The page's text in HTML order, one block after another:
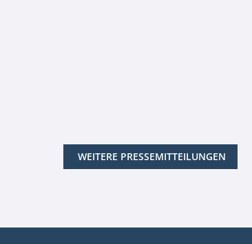
WEITERE PRESSEMITTEILUNGEN